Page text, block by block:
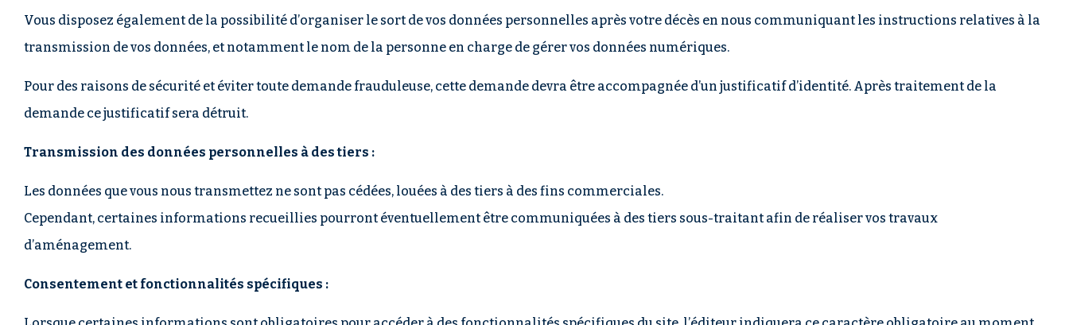
Vous disposez également de la possibilité d’organiser le sort de vos données personnelles après votre décès en nous communiquant les instructions relatives à la
transmission de vos données, et notamment le nom de la personne en charge de gérer vos données numériques.
Pour des raisons de sécurité et éviter toute demande frauduleuse, cette demande devra être accompagnée d’un justificatif d’identité. Après traitement de la
demande ce justificatif sera détruit.
Transmission des données personnelles à des tiers :
Les données que vous nous transmettez ne sont pas cédées, louées à des tiers à des fins commerciales.
Cependant, certaines informations recueillies pourront éventuellement être communiquées à des tiers sous-traitant afin de réaliser vos travaux
d’aménagement.
Consentement et fonctionnalités spécifiques :